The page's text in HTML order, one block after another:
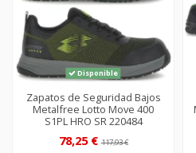
Disponible
Zapatos de Seguridad Bajos
Metalfree Lotto Move 400
S1PL HRO SR 220484
78,25 €117,93 €